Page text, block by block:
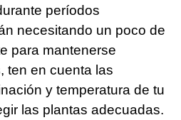
períodos
necesitando un poco de
para mantenerse
ten en cuenta las
y temperatura de tu
las plantas adecuadas.